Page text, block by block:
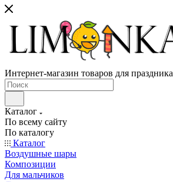
Интернет-магазин товаров для праздника
Каталог
По всему сайту
По каталогу
Каталог
Воздушные шары
Композиции
Для мальчиков